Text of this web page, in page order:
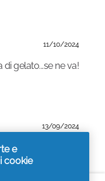
11/10/2024
di gelato...se ne va!
13/09/2024
e
cookie